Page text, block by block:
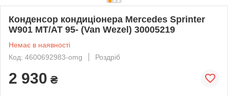
Конденсор кондиціонера Mercedes Sprinter
W901 MT/AT 95- (Van Wezel) 30005219
Немає в наявності
Код: 4600692983-omg
Роздріб
2 930 ₴